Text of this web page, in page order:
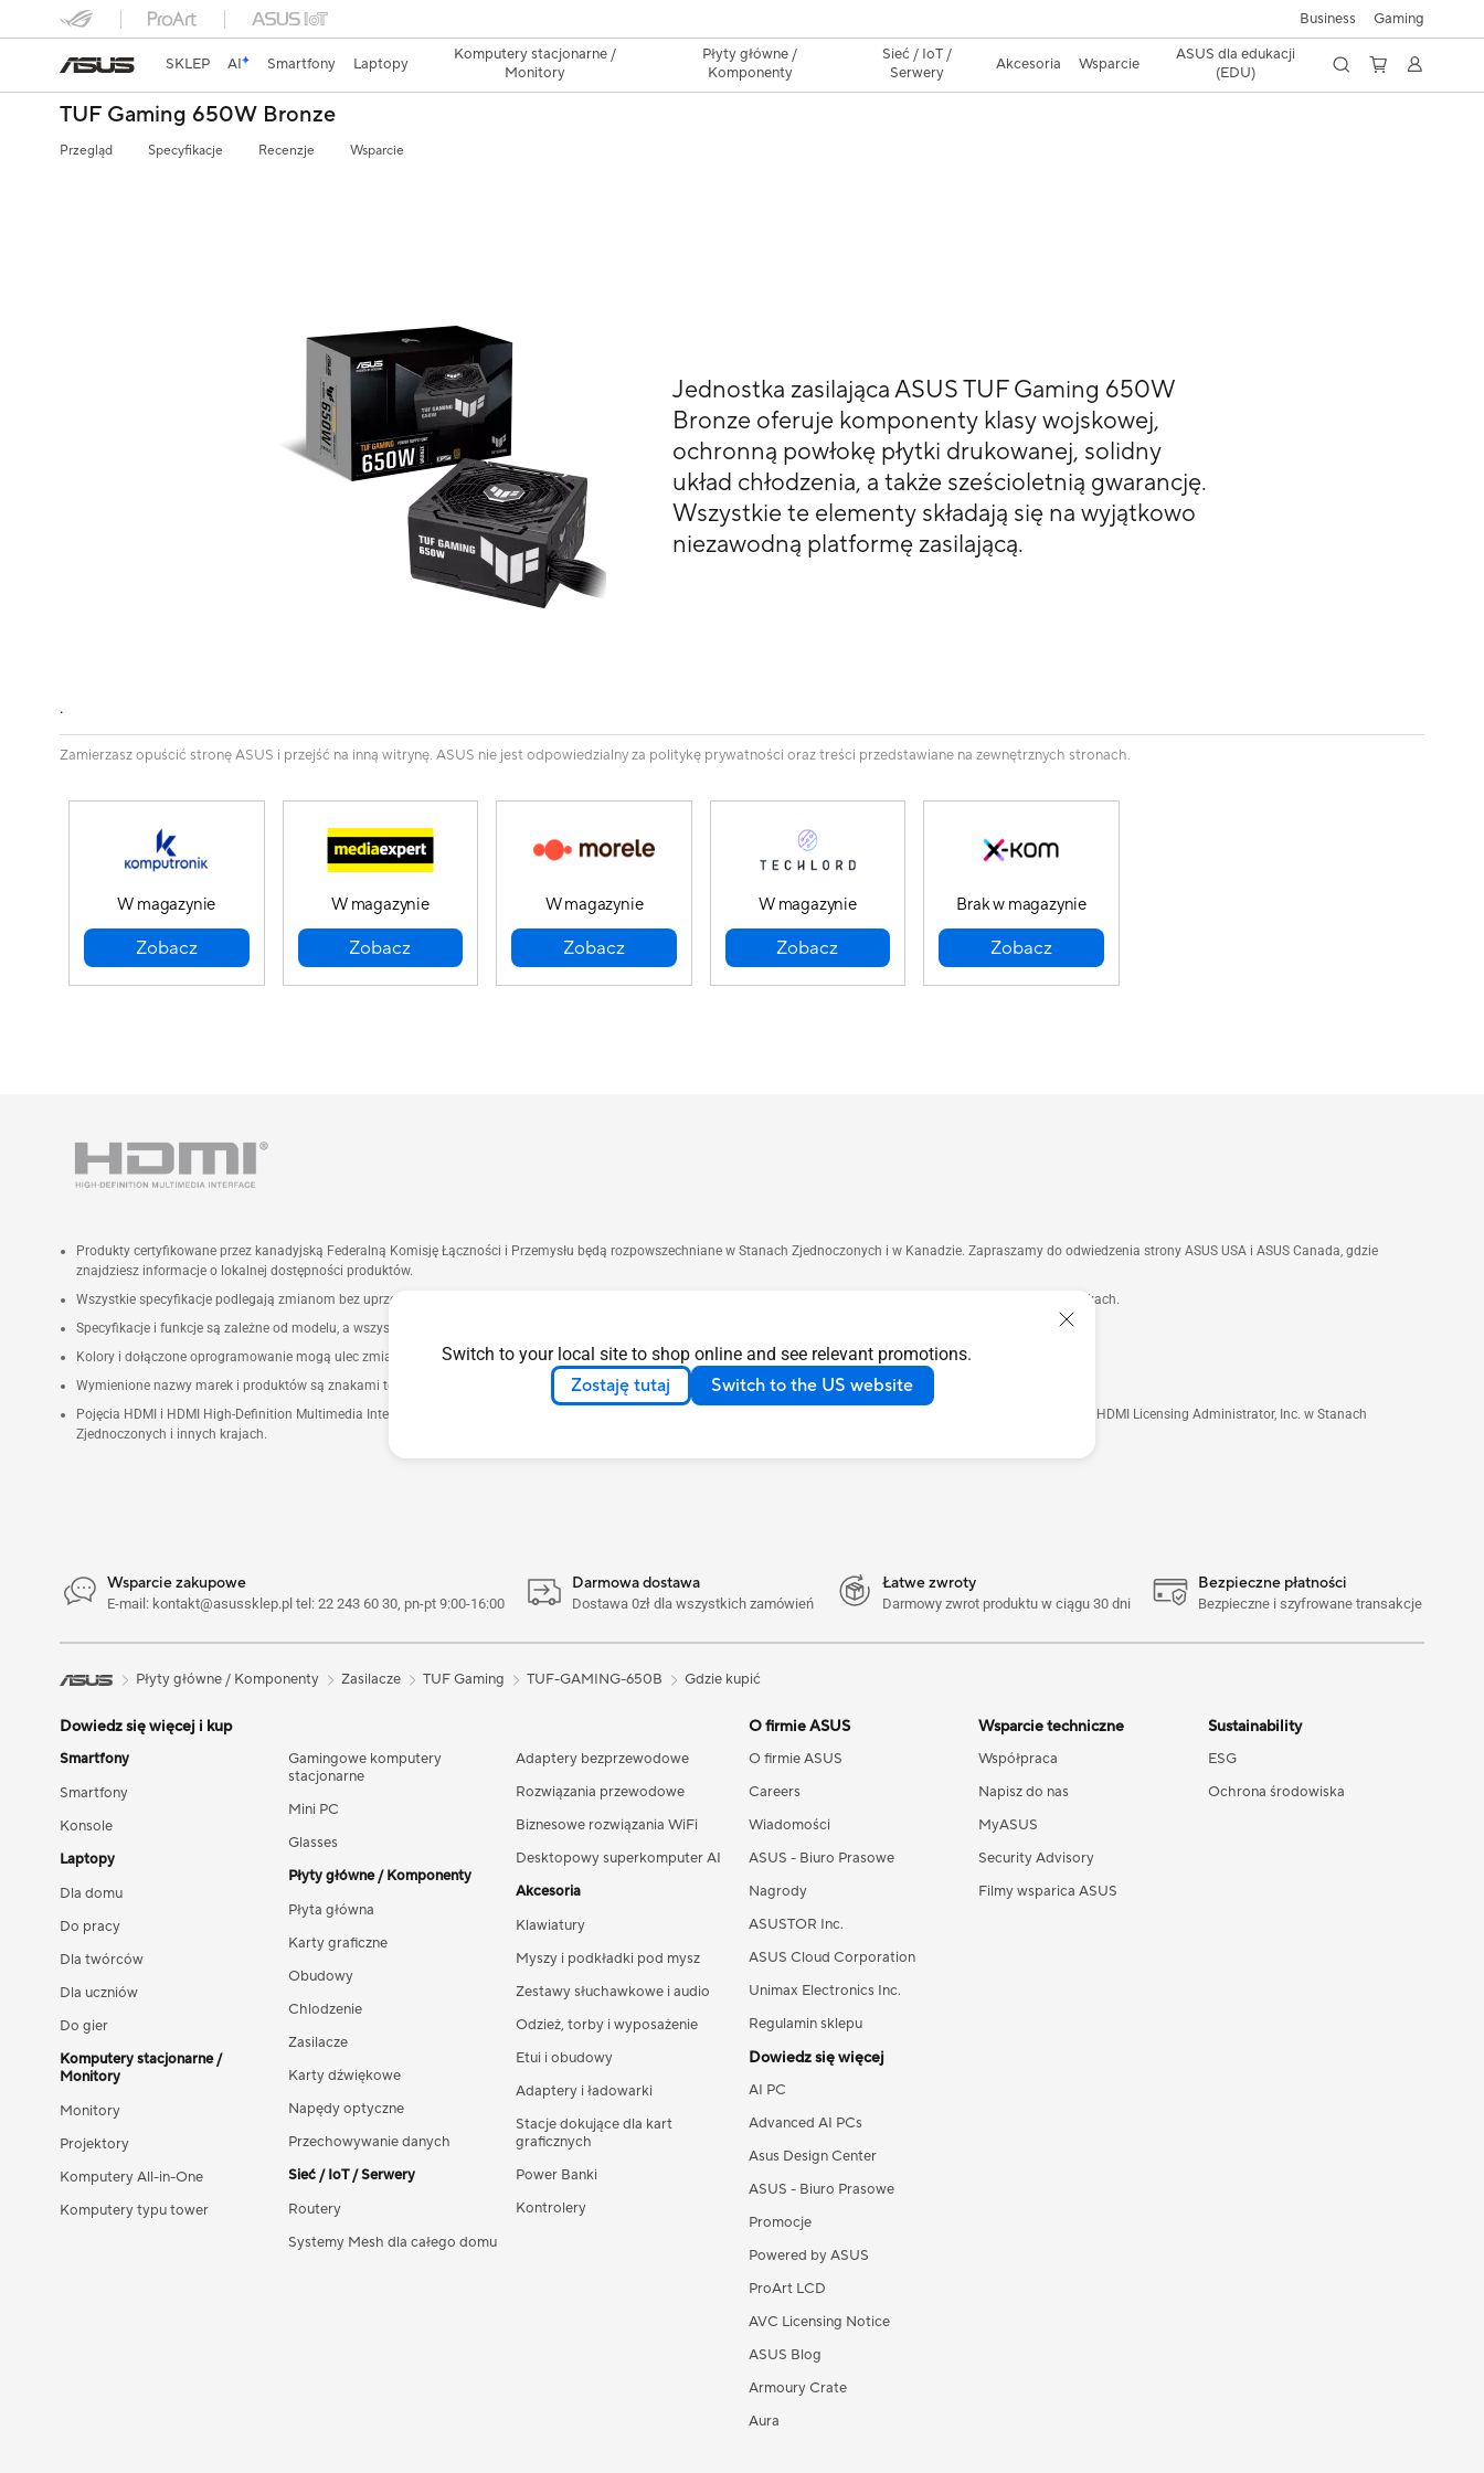
Switch to your local site to shop online and see relevant promotions.
Zostaję tutaj Switch to the US website
Business Gaming
SKLEP AI Smartfony Laptopy
Komputery stacjonarne /
Monitory
Płyty główne /
Komponenty
Sieć / IoT /
Serwery
Akcesoria Wsparcie
ASUS dla edukacji
(EDU)
TUF Gaming 650W Bronze
Przegląd Specyfikacje Recenzje Wsparcie
Jednostka zasilająca ASUS TUF Gaming 650W
Bronze oferuje komponenty klasy wojskowej,
ochronną powłokę płytki drukowanej, solidny
układ chłodzenia, a także sześcioletnią gwarancję.
Wszystkie te elementy składają się na wyjątkowo
niezawodną platformę zasilającą.
.
Zamierzasz opuścić stronę ASUS i przejść na inną witrynę. ASUS nie jest odpowiedzialny za politykę prywatności oraz treści przedstawiane na zewnętrznych stronach.
W magazynie
Zobacz
W magazynie
Zobacz
W magazynie
Zobacz
W magazynie
Zobacz
Brak w magazynie
Zobacz
Produkty certyfikowane przez kanadyjską Federalną Komisję Łączności i Przemysłu będą rozpowszechniane w Stanach Zjednoczonych i w Kanadzie. Zapraszamy do odwiedzenia strony ASUS USA i ASUS Canada, gdzie
znajdziesz informacje o lokalnej dostępności produktów.
Wszystkie specyfikacje podlegają zmianom bez uprzedzenia. Skontaktuj się z dostawcą, aby uzyskać dokładną ofertę. Produkty mogą nie być dostępne na wszystkich rynkach.
Specyfikacje i funkcje są zależne od modelu, a wszystkie zdjęcia mają charakter poglądowy. Aby uzyskać szczegółowe informacje, zapoznaj się ze specyfikacją.
Kolory i dołączone oprogramowanie mogą ulec zmianie bez wcześniejszego powiadomienia.
Wymienione nazwy marek i produktów są znakami towarowymi poszczególnych firm.
Pojęcia HDMI i HDMI High-Definition Multimedia Interface, wzory użytkowe HDMI i znaki logo HDMI są znakami towarowymi lub zastrzeżonymi znakami towarowymi firmy HDMI Licensing Administrator, Inc. w Stanach
Zjednoczonych i innych krajach.
Wsparcie zakupowe
E-mail: kontakt@asussklep.pl tel: 22 243 60 30, pn-pt 9:00-16:00
Darmowa dostawa
Dostawa 0zł dla wszystkich zamówień
Łatwe zwroty
Darmowy zwrot produktu w ciągu 30 dni
Bezpieczne płatności
Bezpieczne i szyfrowane transakcje
Płyty główne / Komponenty Zasilacze TUF Gaming TUF-GAMING-650B Gdzie kupić
Dowiedz się więcej i kup
Smartfony
Smartfony
Konsole
Laptopy
Dla domu
Do pracy
Dla twórców
Dla uczniów
Do gier
Komputery stacjonarne /
Monitory
Monitory
Projektory
Komputery All-in-One
Komputery typu tower
Gamingowe komputery
stacjonarne
Mini PC
Glasses
Płyty główne / Komponenty
Płyta główna
Karty graficzne
Obudowy
Chlodzenie
Zasilacze
Karty dźwiękowe
Napędy optyczne
Przechowywanie danych
Sieć / IoT / Serwery
Routery
Systemy Mesh dla całego domu
Adaptery bezprzewodowe
Rozwiązania przewodowe
Biznesowe rozwiązania WiFi
Desktopowy superkomputer AI
Akcesoria
Klawiatury
Myszy i podkładki pod mysz
Zestawy słuchawkowe i audio
Odzież, torby i wyposażenie
Etui i obudowy
Adaptery i ładowarki
Stacje dokujące dla kart
graficznych
Power Banki
Kontrolery
O firmie ASUS
O firmie ASUS
Careers
Wiadomości
ASUS - Biuro Prasowe
Nagrody
ASUSTOR Inc.
ASUS Cloud Corporation
Unimax Electronics Inc.
Regulamin sklepu
Dowiedz się więcej
AI PC
Advanced AI PCs
Asus Design Center
ASUS - Biuro Prasowe
Promocje
Powered by ASUS
ProArt LCD
AVC Licensing Notice
ASUS Blog
Armoury Crate
Aura
Wsparcie techniczne
Współpraca
Napisz do nas
MyASUS
Security Advisory
Filmy wsparica ASUS
Sustainability
ESG
Ochrona środowiska